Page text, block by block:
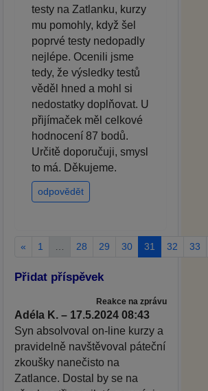
testy na Zatlanku, kurzy
mu pomohly, když šel
poprvé testy nedopadly
nejlépe. Ocenili jsme
tedy, že výsledky testů
věděl hned a mohl si
nedostatky doplňovat. U
přijímaček měl celkové
hodnocení 87 bodů.
Určitě doporučuji, smysl
to má. Děkujeme.
odpovědět
« 1 28 29 30 31 32 33
Přidat příspěvek
Reakce na zprávu
Adéla K. – 17.5.2024 08:43
Syn absolvoval on-line kurzy a
pravidelně navštěvoval páteční
zkoušky nanečisto na
Zatlance. Dostal by se na